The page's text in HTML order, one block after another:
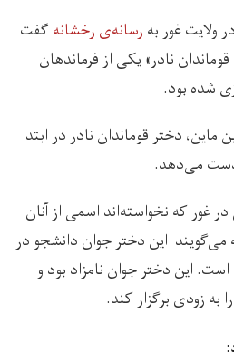
غور بهرسانه‌ی رخشانهگفت
نادر» یکی از فرماندهان
شده بود.
ماین، دختر قوماندان نادر در ابتدا
می‌دهد.
غور که نخواسته‌اند اسمی از آنان
می‌گویند این دختر جوان دانشجو در
این دختر جوان نامزاد بود و
به زودی برگزار کند.